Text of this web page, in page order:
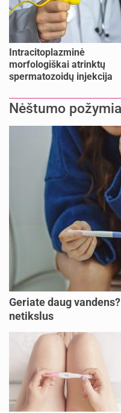
Intracitoplazminė
morfologiškai atrinktų
spermatozoidų injekcija
Nėštumo
Geriate daug
netikslus